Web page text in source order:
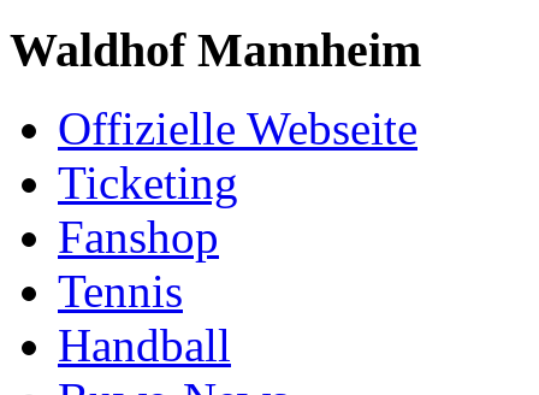
Waldhof Mannheim
Offizielle Webseite
Ticketing
Fanshop
Tennis
Handball